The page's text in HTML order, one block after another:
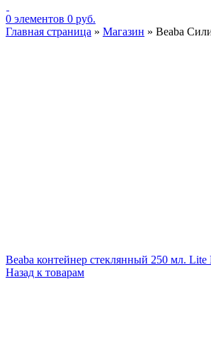
0 элементов 0 руб.
Главная страница » Магазин » Beaba
Beaba контейнер стеклянный 250 мл. Lite
Назад к товарам